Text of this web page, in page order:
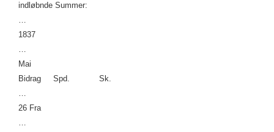
indløbnde Summer:
…
1837
…
Mai
Bidrag Spd. Sk.
…
26 Fra
…